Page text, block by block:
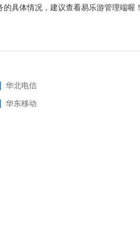
具体情况，建议查看易乐游管理端喔！
华北电信
华东移动